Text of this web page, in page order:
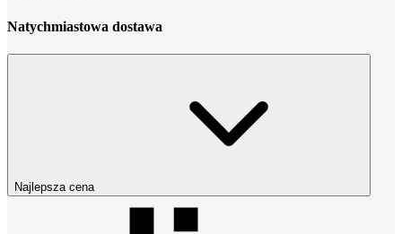
Natychmiastowa dostawa
Najlepsza cena